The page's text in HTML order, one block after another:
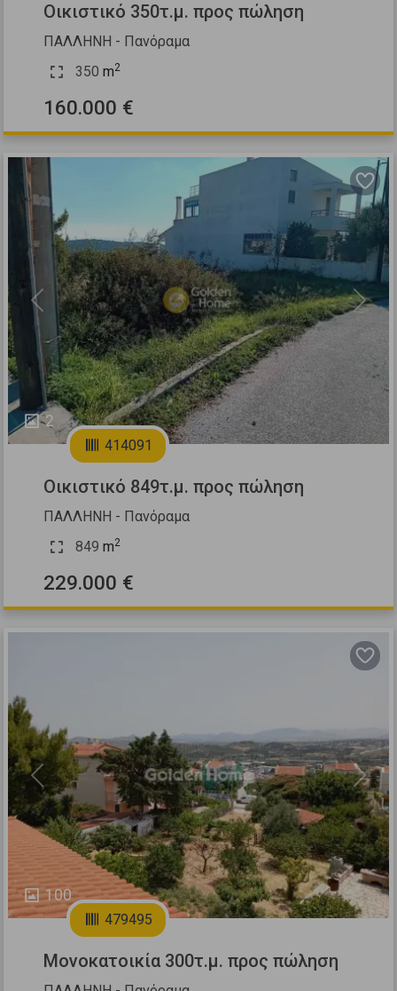
Οικιστικό 350τ.μ. προς πώληση
ΠΑΛΛΗΝΗ - Πανόραμα
350 m2
160.000 €
2
Previous Next
414091
Οικιστικό 849τ.μ. προς πώληση
ΠΑΛΛΗΝΗ - Πανόραμα
849 m2
229.000 €
100
Previous Next
479495
Μονοκατοικία 300τ.μ. προς πώληση